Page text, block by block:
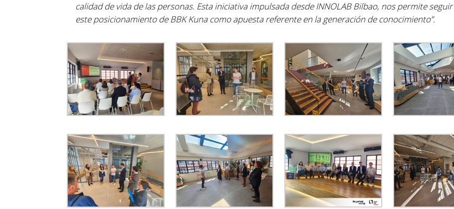
calidad de vida de las personas. Esta iniciativaimpulsadadesde INNOLAB Bilbao, nos permite seguir
este posicionamiento de BBK Kuna como apuesta referente en la generación de conocimiento”.